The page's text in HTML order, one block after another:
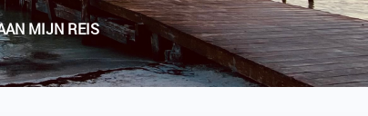
MIJN REIS